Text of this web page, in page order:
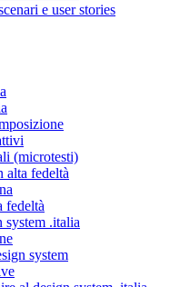
e user stories
(microtesti)
alta fedeltà
fedeltà
system .italia
system